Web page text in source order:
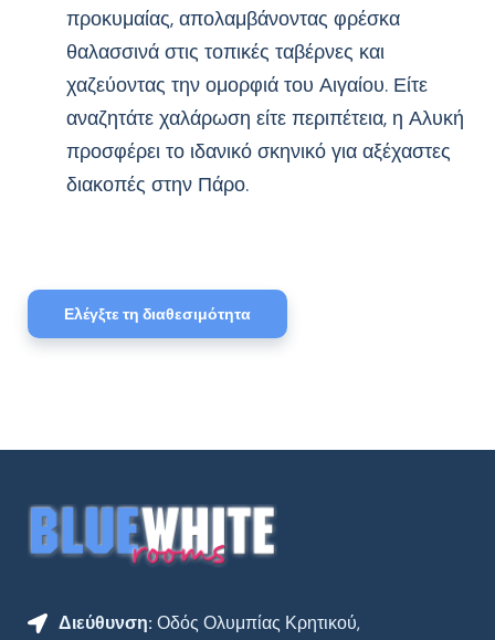
προκυμαίας, απολαμβάνοντας φρέσκα
θαλασσινά στις τοπικές ταβέρνες και
χαζεύοντας την ομορφιά του Αιγαίου. Είτε
αναζητάτε χαλάρωση είτε περιπέτεια, η Αλυκή
προσφέρει το ιδανικό σκηνικό για αξέχαστες
διακοπές στην Πάρο.
Ελέγξτε τη διαθεσιμότητα
Διεύθυνση: Οδός Ολυμπίας Κρητικού,